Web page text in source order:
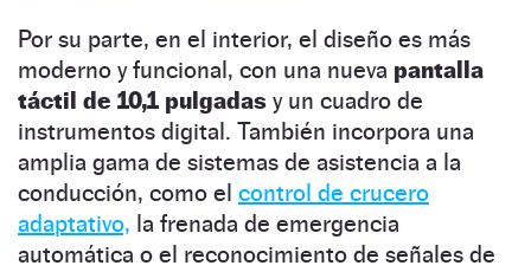
Por su parte, en el interior, el diseño es más
moderno y funcional, con una nueva pantalla
táctil de 10,1 pulgadas y un cuadro de
instrumentos digital. También incorpora una
amplia gama de sistemas de asistencia a la
conducción, como el control de crucero
adaptativo, la frenada de emergencia
automática o el reconocimiento de señales de